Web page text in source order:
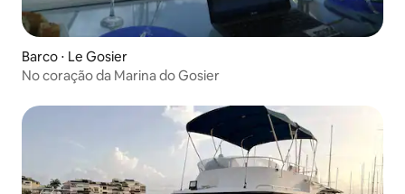
Barco ⋅ Le Gosier
No coração da Marina do Gosier